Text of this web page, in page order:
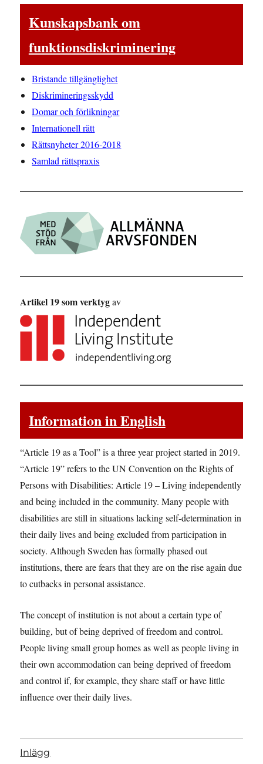
Kunskapsbank om
funktionsdiskriminering
Bristande tillgänglighet
Diskrimineringsskydd
Domar och förlikningar
Internationell rätt
Rättsnyheter 2016-2018
Samlad rättspraxis
Artikel 19 som verktygav
Information in English
“Article 19 as a Tool” is a three year project started in 2019.
“Article 19” refers to the UN Convention on the Rights of
Persons with Disabilities: Article 19 – Living independently
and being included in the community. Many people with
disabilities are still in situations lacking self-determination in
their daily lives and being excluded from participation in
society. Although Sweden has formally phased out
institutions, there are fears that they are on the rise again due
to cutbacks in personal assistance.
The concept of institution is not about a certain type of
building, but of being deprived of freedom and control.
People living small group homes as well as people living in
their own accommodation can being deprived of freedom
and control if, for example, they share staff or have little
influence over their daily lives.
Inlägg